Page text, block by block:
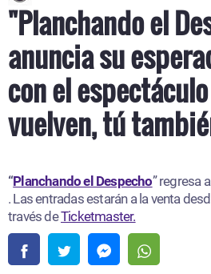
"Planchando el
anuncia su
con el espectáculo
vuelven, tú
“Planchando el Despecho” regresa
. Las entradas estarán a la venta
través deTicketmaster.